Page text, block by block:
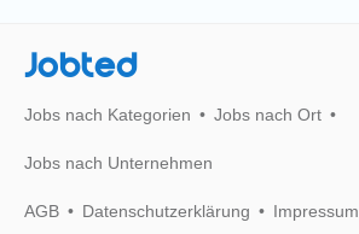
Jobted
Jobs nach Kategorien Jobs nach Ort
Jobs nach Unternehmen
AGB Datenschutzerklärung Impressum